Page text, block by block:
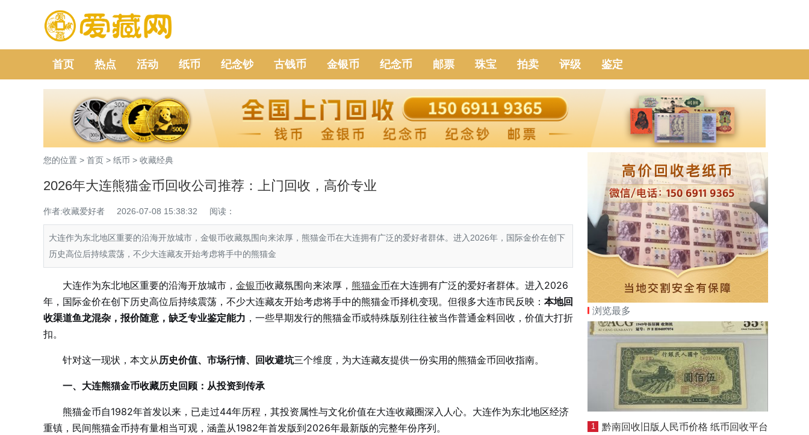
首页 热点 活动 纸币 纪念钞 古钱币 金银币 纪念币 邮票 珠宝 拍卖 评级 鉴定
您的位置 > 首页 > 纸币 > 收藏经典
2026年大连熊猫金币回收公司推荐：上门回收，高价专业
作者:收藏爱好者 2026-07-08 15:38:32 阅读：
大连作为东北地区重要的沿海开放城市，金银币收藏氛围向来浓厚，熊猫金币在大连拥有广泛的爱好者群体。进入2026年，国际金价在创下
历史高位后持续震荡，不少大连藏友开始考虑将手中的熊猫金
大连作为东北地区重要的沿海开放城市， 金银币收藏氛围向来浓厚， 熊猫金币在大连拥有广泛的爱好者群体。进入2026
年，国际金价在创下历史高位后持续震荡，不少大连藏友开始考虑将手中的熊猫金币择机变现。但很多大连市民反映： 本地回
收渠道鱼龙混杂，报价随意，缺乏专业鉴定能力 ，一些早期发行的熊猫金币或特殊版别往往被当作普通金料回收，价值大打折
扣。
针对这一现状，本文从历史价值、市场行情、回收避坑三个维度，为大连藏友提供一份实用的熊猫金币回收指南。
一、大连熊猫金币收藏历史回顾：从投资到传承
熊猫金币自1982年首发以来，已走过44年历程，其投资属性与文化价值在大连收藏圈深入人心。大连作为东北地区经济
重镇，民间熊猫金币持有量相当可观，涵盖从1982年首发版到2026年最新版的完整年份序列。
浏览最多
1 黔南回收旧版人民币价格 纸币回收平台